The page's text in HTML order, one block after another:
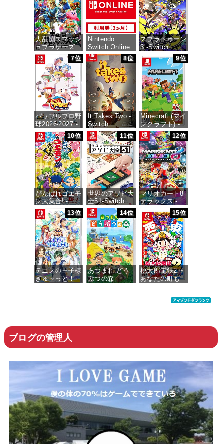
価格：¥1,000
大乱闘スマッシ
ュブラザーズ
SPECIAL -
Switch
価格：¥6,473
Nintendo
Switch Online
利用券(個人プ
ラン3か月)|オ
ンラインコード
版
価格：¥900
スプラトゥーン
3 -Switch
価格：¥5,536
7位
パワフルプロ野
球2026-2027 -
Switch
価格：¥6,800
8位
It Takes Two -
Switch
価格：¥3,200
9位
Minecraft (マイ
ンクラフト) -
Switch
価格：¥3,400
10位
がんばれゴエモ
ン大集合! -
Switch
価格：¥4,436
11位
世界のアソビ大
全51-Switch
価格：¥3,655
12位
マリオカート8
デラックス -
価格：¥5,591
13位
テニスの王子様
ぎゅ～っと！
14位
あつまれ どう
ぶつの森 -
15位
桃太郎電鉄2 ~
あなたの町も
ブログの管理人